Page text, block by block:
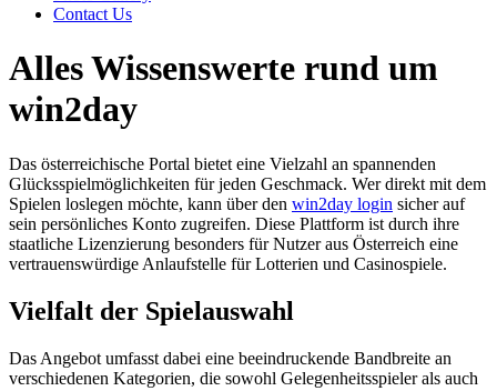
Contact Us
Alles Wissenswerte rund um
win2day
Das österreichische Portal bietet eine Vielzahl an spannenden
Glücksspielmöglichkeiten für jeden Geschmack. Wer direkt mit dem
Spielen loslegen möchte, kann über den win2day login sicher auf
sein persönliches Konto zugreifen. Diese Plattform ist durch ihre
staatliche Lizenzierung besonders für Nutzer aus Österreich eine
vertrauenswürdige Anlaufstelle für Lotterien und Casinospiele.
Vielfalt der Spielauswahl
Das Angebot umfasst dabei eine beeindruckende Bandbreite an
verschiedenen Kategorien, die sowohl Gelegenheitsspieler als auch